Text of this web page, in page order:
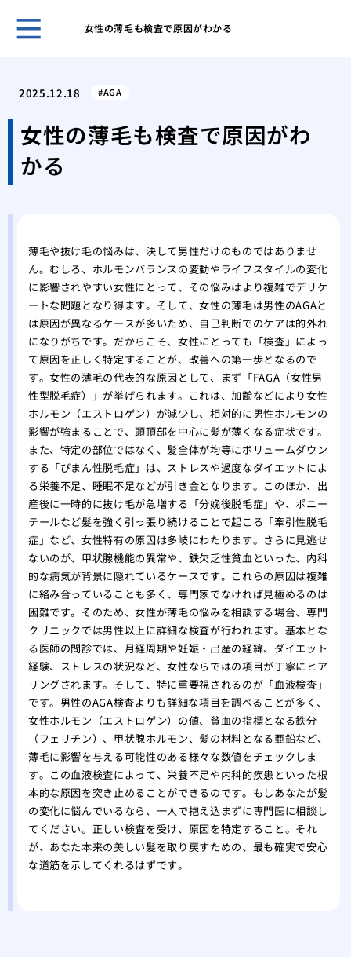
女性の薄毛も検査で原因がわかる
の選
髪
縮
は
2025.12.18 AGA
女性の薄毛も検査で原因がわ
かる
薄毛や抜け毛の悩みは、決して男性だけのものではありませ
ん。むしろ、ホルモンバランスの変動やライフスタイルの変化
に影響されやすい女性にとって、その悩みはより複雑でデリケ
ートな問題となり得ます。そして、女性の薄毛は男性のAGAと
は原因が異なるケースが多いため、自己判断でのケアは的外れ
になりがちです。だからこそ、女性にとっても「検査」によっ
て原因を正しく特定することが、改善への第一歩となるので
す。女性の薄毛の代表的な原因として、まず「FAGA（女性男
性型脱毛症）」が挙げられます。これは、加齢などにより女性
ホルモン（エストロゲン）が減少し、相対的に男性ホルモンの
影響が強まることで、頭頂部を中心に髪が薄くなる症状です。
また、特定の部位ではなく、髪全体が均等にボリュームダウン
する「びまん性脱毛症」は、ストレスや過度なダイエットによ
る栄養不足、睡眠不足などが引き金となります。このほか、出
産後に一時的に抜け毛が急増する「分娩後脱毛症」や、ポニー
テールなど髪を強く引っ張り続けることで起こる「牽引性脱毛
症」など、女性特有の原因は多岐にわたります。さらに見逃せ
ないのが、甲状腺機能の異常や、鉄欠乏性貧血といった、内科
的な病気が背景に隠れているケースです。これらの原因は複雑
に絡み合っていることも多く、専門家でなければ見極めるのは
困難です。そのため、女性が薄毛の悩みを相談する場合、専門
クリニックでは男性以上に詳細な検査が行われます。基本とな
る医師の問診では、月経周期や妊娠・出産の経緯、ダイエット
経験、ストレスの状況など、女性ならではの項目が丁寧にヒア
リングされます。そして、特に重要視されるのが「血液検査」
です。男性のAGA検査よりも詳細な項目を調べることが多く、
女性ホルモン（エストロゲン）の値、貧血の指標となる鉄分
（フェリチン）、甲状腺ホルモン、髪の材料となる亜鉛など、
薄毛に影響を与える可能性のある様々な数値をチェックしま
す。この血液検査によって、栄養不足や内科的疾患といった根
本的な原因を突き止めることができるのです。もしあなたが髪
の変化に悩んでいるなら、一人で抱え込まずに専門医に相談し
てください。正しい検査を受け、原因を特定すること。それ
が、あなた本来の美しい髪を取り戻すための、最も確実で安心
な道筋を示してくれるはずです。